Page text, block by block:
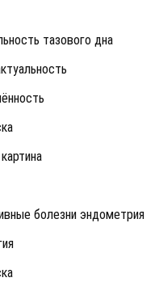
тазового дна
болезни эндометрия